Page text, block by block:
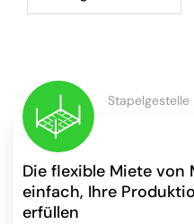
Die flexible Miete von
einfach, Ihre
erfüllen
Stapelgestelle